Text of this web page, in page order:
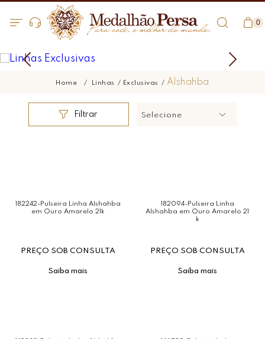
0
Linhas Exclusivas Alshahba
Filtrar Selecione
182242-Pulseira Linha Alshahba
em Ouro Amarelo 21k
PREÇO SOB CONSULTA
Saiba mais
182094-Pulseira Linha
Alshahba em Ouro Amarelo 21
k
PREÇO SOB CONSULTA
Saiba mais